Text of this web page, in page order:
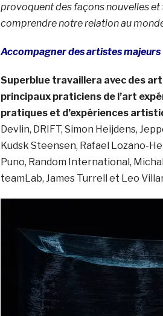
provoquent des façons nouvelles
comprendre notre relation au
Accompagner des artistes majeurs
Superblue travaillera avec des
principaux praticiens de l’art
pratiques et d’expériences
Devlin, DRIFT, Simon Heijdens,
Kudsk Steensen, Rafael Lozano-
Puno, Random International,
teamLab, James Turrell et Leo